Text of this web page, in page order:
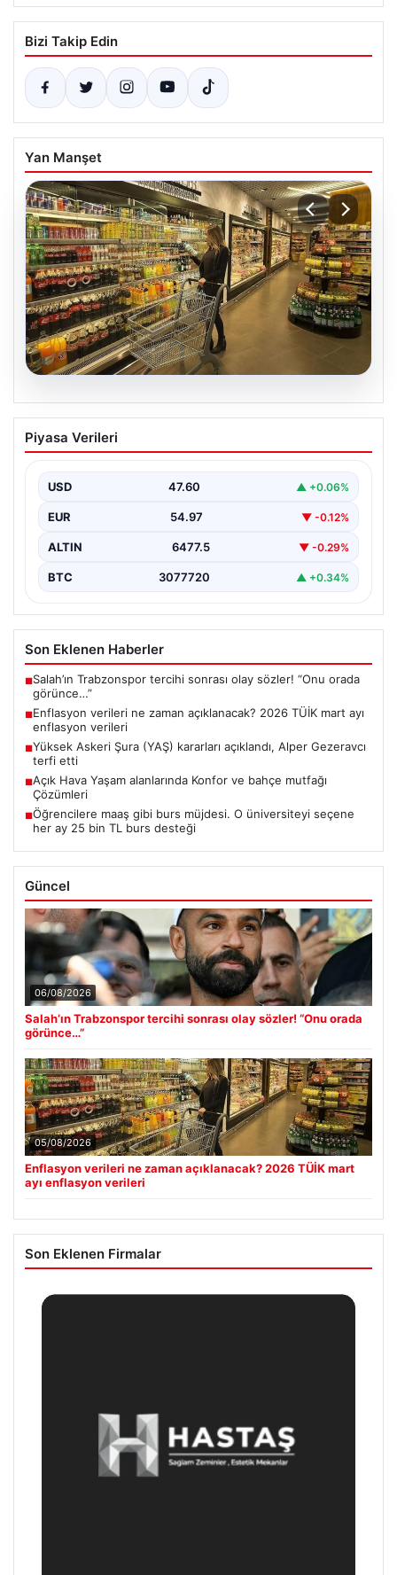
Bizi Takip Edin
Yan Manşet
05.08.2026
Enflasyon verileri ne zaman
açıklanacak? 2026 TÜİK mart ayı
Piyasa Verileri
USD 47.60 ▲ +0.06%
EUR 54.97 ▼ -0.12%
ALTIN 6477.5 ▼ -0.29%
BTC 3077720 ▲ +0.34%
Son Eklenen Haberler
■Salah’ın Trabzonspor tercihi sonrası olay sözler! “Onu orada
görünce…”
■Enflasyon verileri ne zaman açıklanacak? 2026 TÜİK mart ayı
enflasyon verileri
■Yüksek Askeri Şura (YAŞ) kararları açıklandı, Alper Gezeravcı
terfi etti
■Açık Hava Yaşam alanlarında Konfor ve bahçe mutfağı
Çözümleri
■Öğrencilere maaş gibi burs müjdesi. O üniversiteyi seçene
her ay 25 bin TL burs desteği
Güncel
06/08/2026
Salah’ın Trabzonspor tercihi sonrası olay sözler! “Onu orada
görünce…”
05/08/2026
Enflasyon verileri ne zaman açıklanacak? 2026 TÜİK mart
ayı enflasyon verileri
Son Eklenen Firmalar